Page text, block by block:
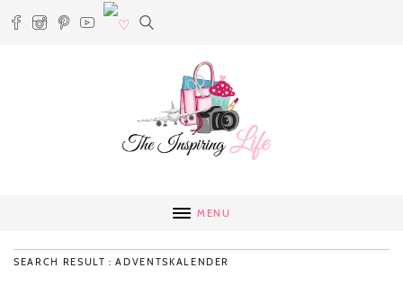
MENU
SEARCH RESULT : ADVENTSKALENDER